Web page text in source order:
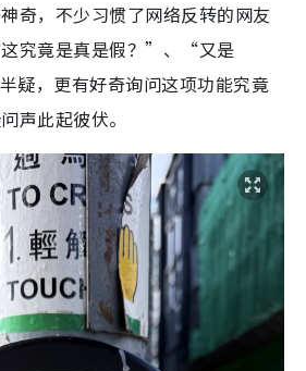
奇，不少习惯了网络反转的网友
究竟是真是假？”、“又是
疑，更有好奇询问这项功能究竟
声此起彼伏。